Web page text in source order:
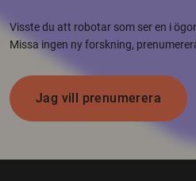
Visste du att robotar som ser en i
Missa ingen ny forskning,
Jag vill prenumerera